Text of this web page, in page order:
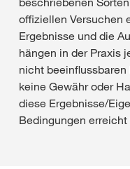
offiziellen Versuchen
Ergebnisse und die
hängen in der Praxis
nicht beeinflussbaren
keine Gewähr oder
diese Ergebnisse/
Bedingungen erreicht